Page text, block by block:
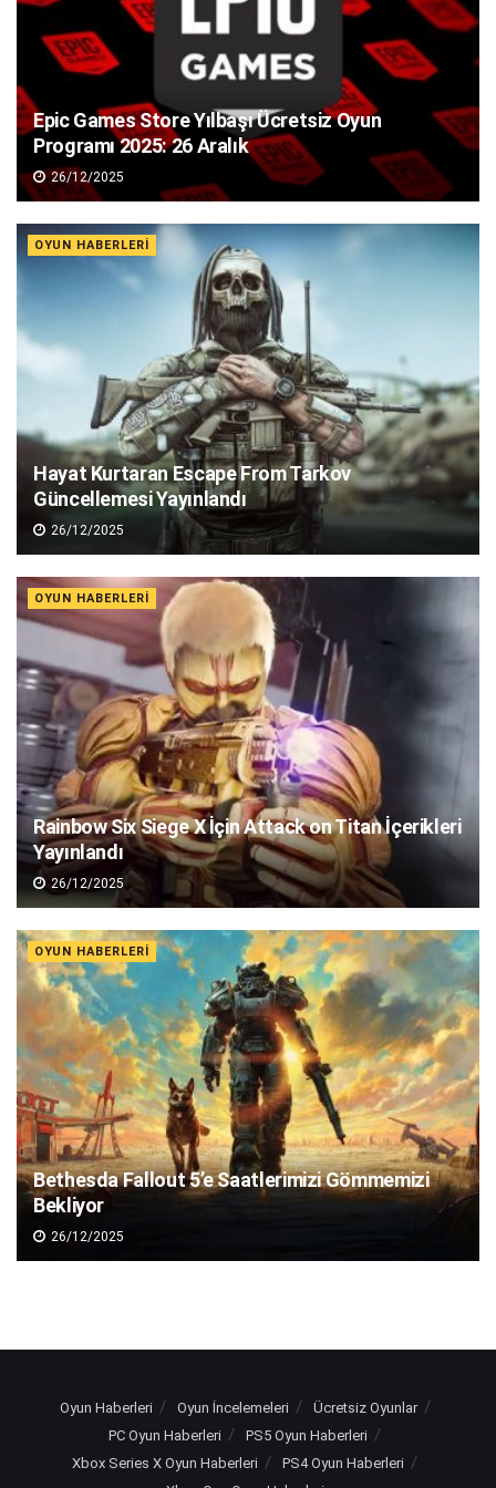
Epic Games Store Yılbaşı Ücretsiz Oyun
Programı 2025: 26 Aralık
26/12/2025
OYUN HABERLERI
Hayat Kurtaran Escape From Tarkov
Güncellemesi Yayınlandı
26/12/2025
OYUN HABERLERI
Rainbow Six Siege X İçin Attack on Titan İçerikleri
Yayınlandı
26/12/2025
OYUN HABERLERI
Bethesda Fallout 5’e Saatlerimizi Gömmemizi
Bekliyor
26/12/2025
Oyun Haberleri Oyun İncelemeleri
Ücretsiz Oyunlar
PC Oyun Haberleri
PS5 Oyun Haberleri
Xbox Series X Oyun Haberleri
PS4 Oyun Haberleri